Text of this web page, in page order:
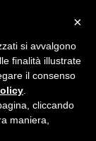
×
si avvalgono
finalità illustrate
il consenso
cliccando
maniera,